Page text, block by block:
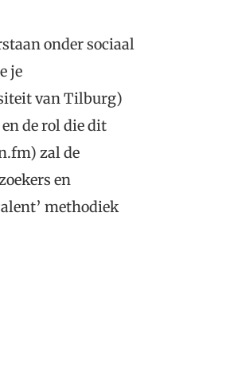
onder sociaal
je
van Tilburg)
de rol die dit
zal de
en
methodiek